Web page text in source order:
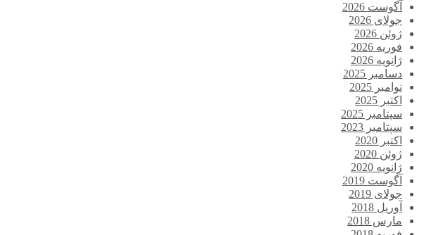
آگوست 2026
جولای 2026
ژوئن 2026
فوریه 2026
ژانویه 2026
دسامبر 2025
نوامبر 2025
اکتبر 2025
سپتامبر 2025
سپتامبر 2023
اکتبر 2020
ژوئن 2020
ژانویه 2020
آگوست 2019
جولای 2019
آوریل 2018
مارس 2018